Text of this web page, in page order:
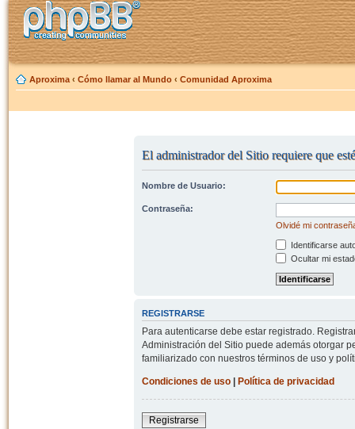
Aproxima ‹ Cómo llamar al Mundo ‹ Comunidad Aproxima
El administrador del Sitio requiere que
Nombre de Usuario:
Contraseña:
Olvidé mi
Identificarse
Ocultar mi
REGISTRARSE
Para autenticarse debe estar registrado.
Administración del Sitio puede además otorgar
familiarizado con nuestros términos de uso y
Condiciones de uso| Política de privacidad
Registrarse